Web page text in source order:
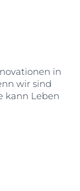
in
wir sind
kann Leben